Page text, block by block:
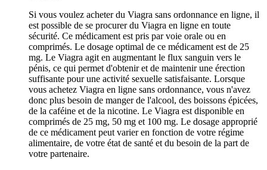
Si vous voulez acheter du Viagra sans ordonnance en ligne, il
est possible de se procurer du Viagra en ligne en toute
sécurité. Ce médicament est pris par voie orale ou en
comprimés. Le dosage optimal de ce médicament est de 25
mg. Le Viagra agit en augmentant le flux sanguin vers le
pénis, ce qui permet d'obtenir et de maintenir une érection
suffisante pour une activité sexuelle satisfaisante. Lorsque
vous achetez Viagra en ligne sans ordonnance, vous n'avez
donc plus besoin de manger de l'alcool, des boissons épicées,
de la caféine et de la nicotine. Le Viagra est disponible en
comprimés de 25 mg, 50 mg et 100 mg. Le dosage approprié
de ce médicament peut varier en fonction de votre régime
alimentaire, de votre état de santé et du besoin de la part de
votre partenaire.